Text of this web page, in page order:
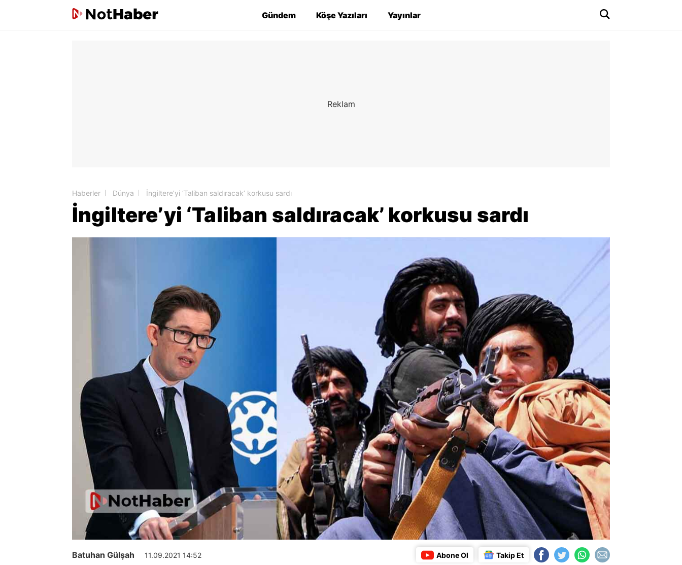
Gündem Köşe Yazıları Yayınlar
Haberler Dünya İngiltere’yi ‘Taliban saldıracak’ korkusu sardı
İngiltere’yi ‘Taliban saldıracak’ korkusu sardı
Batuhan Gülşah 11.09.2021 14:52 Abone Ol Takip Et